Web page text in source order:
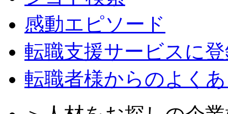
感動エピソード
転職支援サービスに
転職者様からのよく